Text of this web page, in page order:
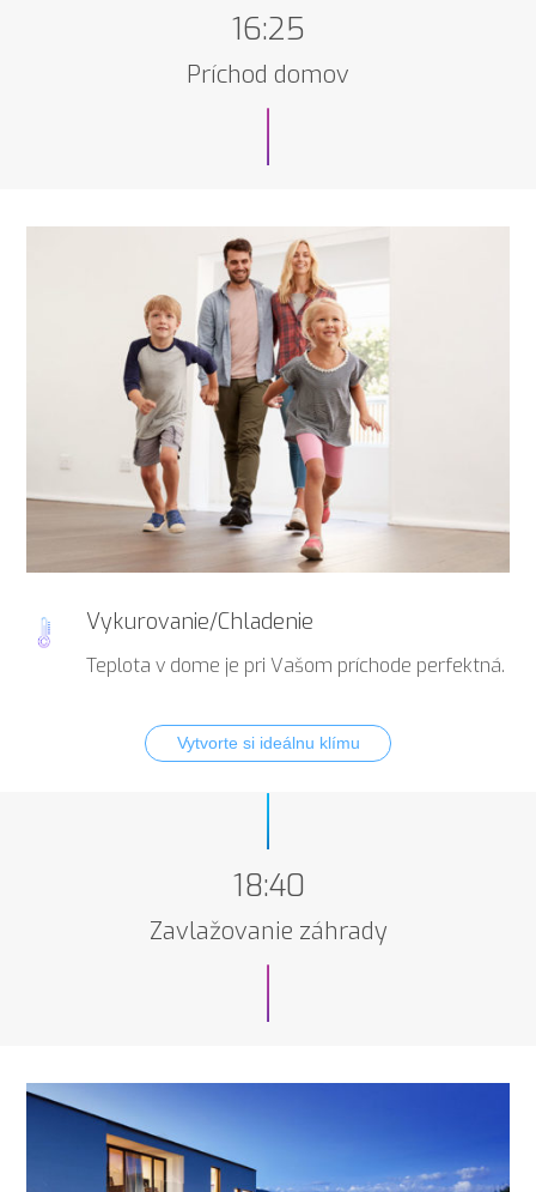
16:25
Príchod domov
Vykurovanie/Chladenie
Teplota v dome je pri Vašom príchode perfektná.
Vytvorte si ideálnu klímu
18:40
Zavlažovanie záhrady